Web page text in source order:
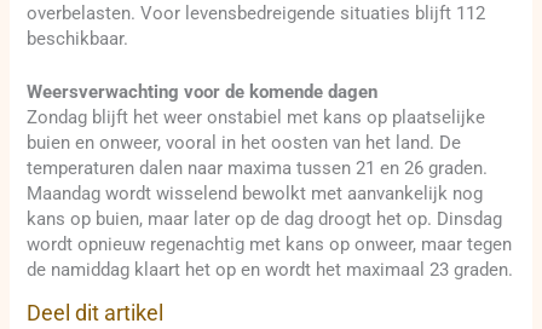
overbelasten. Voor levensbedreigende situaties blijft 112
beschikbaar.
Weersverwachting voor de komende dagen
Zondag blijft het weer onstabiel met kans op plaatselijke
buien en onweer, vooral in het oosten van het land. De
temperaturen dalen naar maxima tussen 21 en 26 graden.
Maandag wordt wisselend bewolkt met aanvankelijk nog
kans op buien, maar later op de dag droogt het op. Dinsdag
wordt opnieuw regenachtig met kans op onweer, maar tegen
de namiddag klaart het op en wordt het maximaal 23 graden.
Deel dit artikel